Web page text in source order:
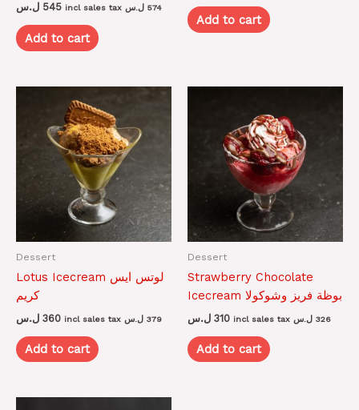
545 ل.س incl sales tax 574 ل.س
Add to cart
Add to cart
Dessert
Lotus Icecream لوتس ايس
كريم
360 ل.س incl sales tax 379 ل.س
Add to cart
Dessert
Strawberry Chocolate
Icecream بوظة فريز وشوكولا
310 ل.س incl sales tax 326 ل.س
Add to cart